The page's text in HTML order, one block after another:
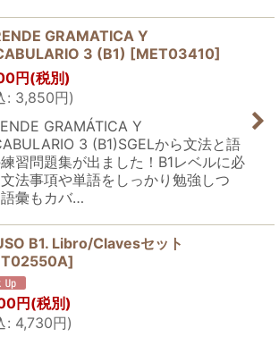
GRAMATICA Y
3 (B1) [MET03410]
円 (税別)
: 3,850円)
GRAMÁTICA Y
3 (B1)SGELから文法と語
習問題集が出ました！B1レベルに必
法事項や単語をしっかり勉強しつ
彙もカバ…
B1. Libro/Clavesセット
]
円 (税別)
: 4,730円)